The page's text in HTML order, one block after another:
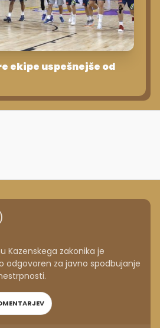
ekipe uspešnejše od
Kazenskega zakonika je
odgovoren za javno spodbujanje